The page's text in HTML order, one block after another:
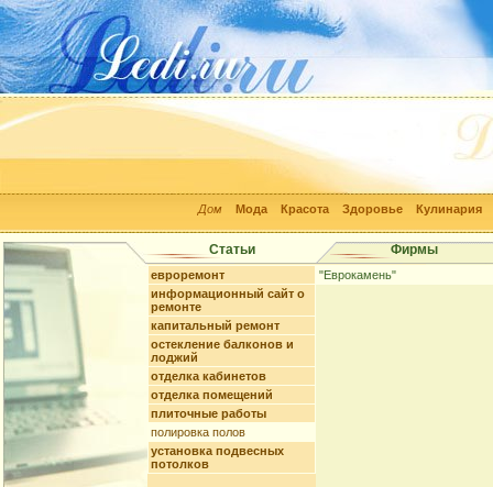
Дом Мода Красота Здоровье Кулинария
Статьи Фирмы
евроремонт
информационный сайт о
ремонте
капитальный ремонт
остекление балконов и
лоджий
отделка кабинетов
отделка помещений
плиточные работы
полировка полов
установка подвесных
потолков
"Еврокамень"